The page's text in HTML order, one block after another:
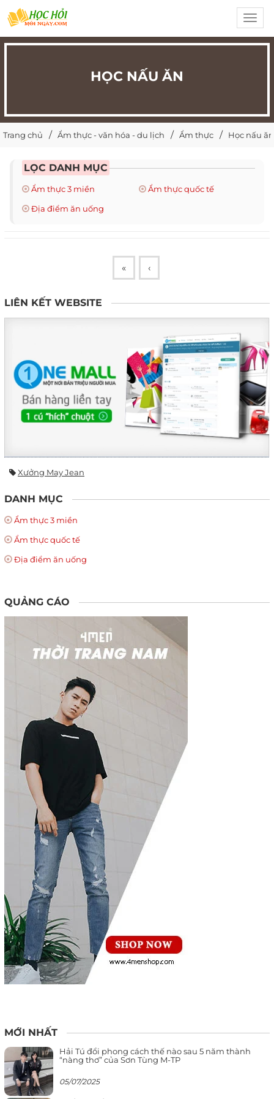
HỌC NẤU ĂN
Trang chủ Ẩm thực - văn hóa - du lịch Ẩm thực Học nấu ăn
LỌC DANH MỤC
Ẩm thực 3 miền
Ẩm thực quốc tế
Địa điểm ăn uống
« ‹
LIÊN KẾT WEBSITE
Xưởng May Jean
DANH MỤC
Ẩm thực 3 miền
Ẩm thực quốc tế
Địa điểm ăn uống
QUẢNG CÁO
MỚI NHẤT
Hải Tú đổi phong cách thế nào sau 5 năm thành
“nàng thơ” của Sơn Tùng M-TP
05/07/2025